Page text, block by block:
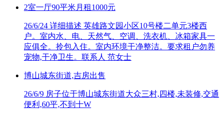
2室一厅90平米月租1000元
26/6/24 详细描述 英雄路文园小区10号楼二单元3楼西
户。室内水、电、天然气、空调、洗衣机、冰箱家具一
应俱全。拎包入住。室内环境干净整洁。要求租户勿养
宠物,干净卫生。联系人 范女士
博山城东街道,吉房出售
26/6/9 房子位于博山城东街道大众三村,四楼,未装修,交通
便利,60平,不到十W